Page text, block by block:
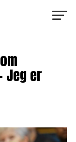
Jeg er